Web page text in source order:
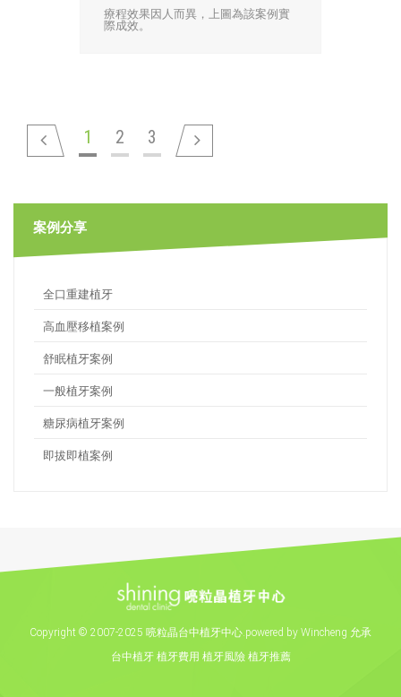
療程效果因人而異，上圖為該案例實
際成效。
1 2 3
案例分享
全口重建植牙
高血壓移植案例
舒眠植牙案例
一般植牙案例
糖尿病植牙案例
即拔即植案例
Copyright © 2007-2025 喨粒晶台中植牙中心.powered by Wincheng 允承
台中植牙 植牙費用 植牙風險 植牙推薦